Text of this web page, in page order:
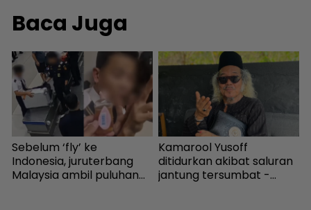
Baca Juga
Sebelum ‘fly’ ke
Indonesia, juruterbang
Malaysia ambil puluhan
Kamarool Yusoff
ditidurkan akibat saluran
jantung tersumbat -